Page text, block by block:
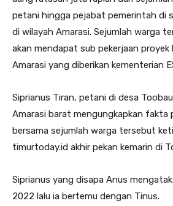
petani hingga pejabat pemerintah di
di wilayah Amarasi. Sejumlah warga
akan mendapat sub pekerjaan proyek
Amarasi yang diberikan kementerian
Siprianus Tiran, petani di desa
Amarasi barat mengungkapkan fakta
bersama sejumlah warga tersebut
timurtoday.id akhir pekan kemarin di
Siprianus yang disapa Anus
2022 lalu ia bertemu dengan Tinus.